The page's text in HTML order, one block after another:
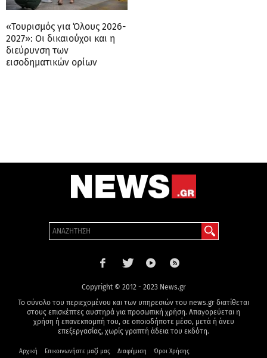
«Τουρισμός για Όλους 2026-
2027»: Οι δικαιούχοι και η
διεύρυνση των
εισοδηματικών ορίων
Copyright © 2012 - 2023 News.gr
Το σύνολο του περιεχομένου και των υπηρεσιών του news.gr διατίθεται
στους επισκέπτες αυστηρά για προσωπική χρήση. Απαγορεύεται η
χρήση ή επανεκπομπή του, σε οποιοδήποτε μέσο, μετά ή άνευ
επεξεργασίας, χωρίς γραπτή άδεια του εκδότη.
Αρχική Επικοινωνήστε μαζί μας Διαφήμιση Όροι Χρήσης